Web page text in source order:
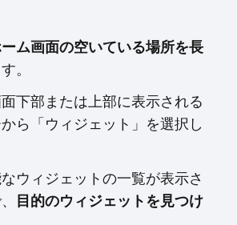
ム画面の空いている場所を長
。
下部または上部に表示される
ら「ウィジェット」を選択し
ウィジェットの一覧が表示さ
目的のウィジェットを見つけ